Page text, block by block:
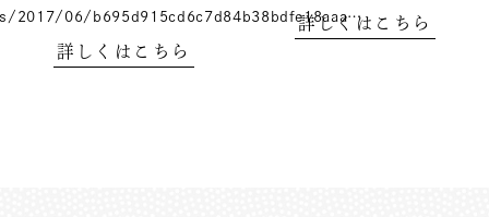
2017/06/b695d915cd6c7d84b38bdfe18aaa…
詳しくはこちら
詳しくはこちら